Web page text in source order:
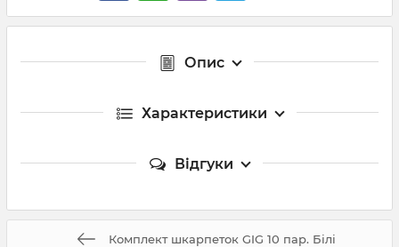
Опис
Характеристики
Відгуки
Комплект шкарпеток GIG 10 пар. Білі